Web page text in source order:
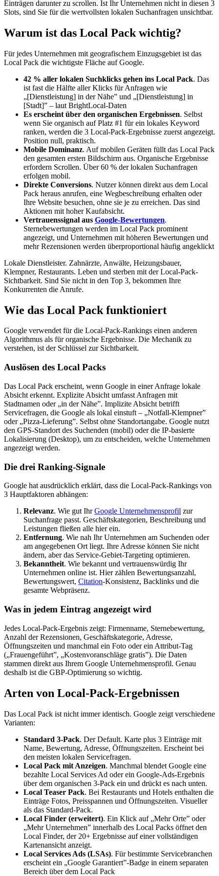
Einträgen darunter zu scrollen. Ist Ihr Unternehmen nicht in diesen 3
Slots, sind Sie für die wertvollsten lokalen Suchanfragen unsichtbar.
Warum ist das Local Pack wichtig?
Für jedes Unternehmen mit geografischem Einzugsgebiet ist das
Local Pack die wichtigste Fläche auf Google.
42 % aller lokalen Suchklicks gehen ins Local Pack. Das
ist fast die Hälfte aller Klicks für Anfragen wie
„[Dienstleistung] in der Nähe” und „[Dienstleistung] in
[Stadt]” – laut BrightLocal-Daten
Es erscheint über den organischen Ergebnissen. Selbst
wenn Sie organisch auf Platz #1 für ein lokales Keyword
ranken, werden die 3 Local-Pack-Ergebnisse zuerst angezeigt.
Position null, praktisch.
Mobile Dominanz. Auf mobilen Geräten füllt das Local Pack
den gesamten ersten Bildschirm aus. Organische Ergebnisse
erfordern Scrollen. Über 60 % der lokalen Suchanfragen
erfolgen mobil.
Direkte Conversions. Nutzer können direkt aus dem Local
Pack heraus anrufen, eine Wegbeschreibung erhalten oder
Ihre Website besuchen, ohne sie je zu erreichen. Das sind
Aktionen mit hoher Kaufabsicht.
Vertrauenssignal aus Google-Bewertungen.
Sternebewertungen werden im Local Pack prominent
angezeigt, und Unternehmen mit höheren Bewertungen und
mehr Rezensionen werden überproportional häufig angeklickt
Lokale Dienstleister. Zahnärzte, Anwälte, Heizungsbauer,
Klempner, Restaurants. Leben und sterben mit der Local-Pack-
Sichtbarkeit. Sind Sie nicht in den Top 3, bekommen Ihre
Konkurrenten die Anrufe.
Wie das Local Pack funktioniert
Google verwendet für die Local-Pack-Rankings einen anderen
Algorithmus als für organische Ergebnisse. Die Mechanik zu
verstehen, ist der Schlüssel zur Sichtbarkeit.
Auslösen des Local Packs
Das Local Pack erscheint, wenn Google in einer Anfrage lokale
Absicht erkennt. Explizite Absicht umfasst Anfragen mit
Stadtnamen oder „in der Nähe”. Implizite Absicht betrifft
Servicefragen, die Google als lokal einstuft – „Notfall-Klempner”
oder „Pizza-Lieferung”. Selbst ohne Standortangabe. Google nutzt
den GPS-Standort des Suchenden (mobil) oder die IP-basierte
Lokalisierung (Desktop), um zu entscheiden, welche Unternehmen
angezeigt werden.
Die drei Ranking-Signale
Google hat ausdrücklich erklärt, dass die Local-Pack-Rankings von
3 Hauptfaktoren abhängen:
Relevanz. Wie gut IhrGoogle Unternehmensprofil zur
Suchanfrage passt. Geschäftskategorien, Beschreibung und
Leistungen fließen alle hier ein.
Entfernung. Wie nah Ihr Unternehmen am Suchenden oder
am angegebenen Ort liegt. Ihre Adresse können Sie nicht
ändern, aber das Service-Gebiet-Targeting optimieren.
Bekanntheit. Wie bekannt und vertrauenswürdig Ihr
Unternehmen online ist. Hier zählen Bewertungsanzahl,
Bewertungswert, Citation-Konsistenz, Backlinks und die
gesamte Webpräsenz.
Was in jedem Eintrag angezeigt wird
Jedes Local-Pack-Ergebnis zeigt: Firmenname, Sternebewertung,
Anzahl der Rezensionen, Geschäftskategorie, Adresse,
Öffnungszeiten und manchmal ein Foto oder ein Attribut-Tag
(„Frauengeführt”, „Kostenvoranschläge gratis”). Die Daten
stammen direkt aus Ihrem Google Unternehmensprofil. Genau
deshalb ist die GBP-Optimierung so wichtig.
Arten von Local-Pack-Ergebnissen
Das Local Pack ist nicht immer identisch. Google zeigt verschiedene
Varianten:
Standard 3-Pack. Der Default. Karte plus 3 Einträge mit
Name, Bewertung, Adresse, Öffnungszeiten. Erscheint bei
den meisten lokalen Servicefragen.
Local Pack mit Anzeigen. Manchmal blendet Google eine
bezahlte Local Services Ad oder ein Google-Ads-Ergebnis
über dem organischen 3-Pack ein und drückt es nach unten.
Local Teaser Pack. Bei Restaurants und Hotels enthalten die
Einträge Fotos, Preisspannen und Öffnungszeiten. Visueller
als das Standard-Pack.
Local Finder (erweitert). Ein Klick auf „Mehr Orte” oder
„Mehr Unternehmen” innerhalb des Local Packs öffnet den
Local Finder, der 20+ Ergebnisse auf einer vollständigen
Kartenansicht anzeigt.
Local Services Ads (LSAs). Für bestimmte Servicebranchen
erscheint ein „Google Garantiert”-Badge in einem separaten
Bereich über dem Local Pack